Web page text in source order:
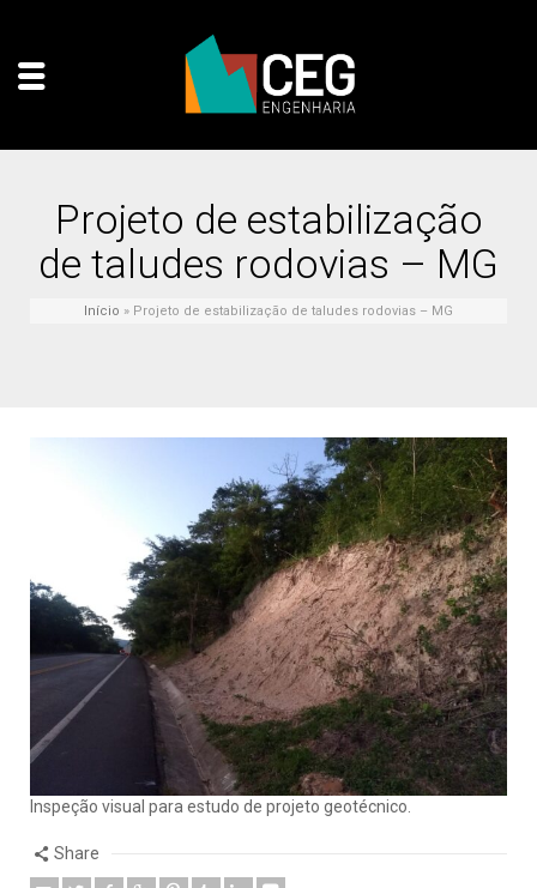
Projeto de estabilização
de taludes rodovias – MG
Início » Projeto de estabilização de taludes rodovias – MG
Inspeção visual para estudo de projeto geotécnico.
Share